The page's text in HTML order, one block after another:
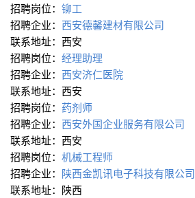
招聘岗位： 铆工
招聘企业： 西安德馨建材有限公司
联系地址：西安
招聘岗位： 经理助理
招聘企业： 西安济仁医院
联系地址：西安
招聘岗位： 药剂师
招聘企业： 西安外国企业服务有限公司
联系地址：西安
招聘岗位： 机械工程师
招聘企业： 陕西金凯讯电子科技有限公司
联系地址：陕西